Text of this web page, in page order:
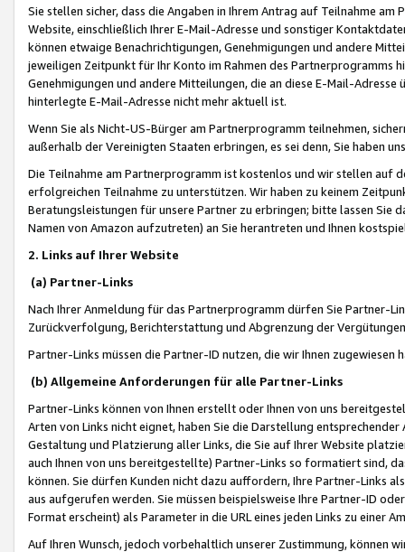
Sie stellen sicher, dass die Angaben in Ihrem Antrag auf Teilnahme
Website, einschließlich Ihrer E-Mail-Adresse und sonstiger
können etwaige Benachrichtigungen, Genehmigungen und andere
jeweiligen Zeitpunkt für Ihr Konto im Rahmen des Partnerprogramms
Genehmigungen und andere Mitteilungen, die an diese E-Mail-
hinterlegte E-Mail-Adresse nicht mehr aktuell ist.
Wenn Sie als Nicht-US-Bürger am Partnerprogramm teilnehmen,
außerhalb der Vereinigten Staaten erbringen, es sei denn, Sie haben
Die Teilnahme am Partnerprogramm ist kostenlos und wir stellen auf
erfolgreichen Teilnahme zu unterstützen. Wir haben zu keinem
Beratungsleistungen für unsere Partner zu erbringen; bitte lassen Sie
Namen von Amazon aufzutreten) an Sie herantreten und Ihnen
2. Links auf Ihrer Website
(a) Partner-Links
Nach Ihrer Anmeldung für das Partnerprogramm dürfen Sie Partner-
Zurückverfolgung, Berichterstattung und Abgrenzung der
Partner-Links müssen die Partner-ID nutzen, die wir Ihnen zugewiesen
(b) Allgemeine Anforderungen für alle Partner-Links
Partner-Links können von Ihnen erstellt oder Ihnen von uns
Arten von Links nicht eignet, haben Sie die Darstellung
Gestaltung und Platzierung aller Links, die Sie auf Ihrer Website
auch Ihnen von uns bereitgestellte) Partner-Links so formatiert sind,
können. Sie dürfen Kunden nicht dazu auffordern, Ihre Partner-Links
aus aufgerufen werden. Sie müssen beispielsweise Ihre Partner-ID
Format erscheint) als Parameter in die URL eines jeden Links zu einer
Auf Ihren Wunsch, jedoch vorbehaltlich unserer Zustimmung, können